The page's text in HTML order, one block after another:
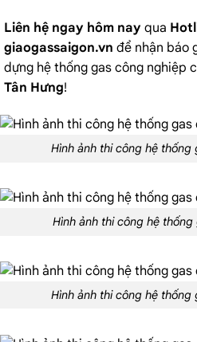
Liên hệ ngay hôm nay qua
giaogassaigon.vn để nhận báo
dựng hệ thống gas công nghiệp
Tân Hưng!
Hình ảnh thi công hệ
Hình ảnh thi công hệ
Hình ảnh thi công hệ